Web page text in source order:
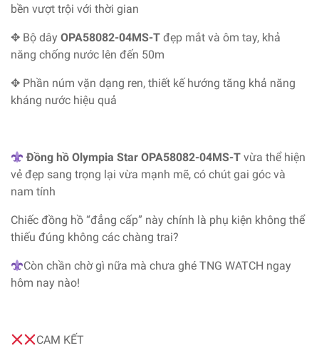
bền vượt trội với thời gian
✥ Bộ dây OPA58082-04MS-T đẹp mắt và ôm tay, khả
năng chống nước lên đến 50m
✥ Phần núm vặn dạng ren, thiết kế hướng tăng khả năng
kháng nước hiệu quả
Đồng hồ Olympia Star OPA58082-04MS-Tvừa thể hiện
vẻ đẹp sang trọng lại vừa mạnh mẽ, có chút gai góc và
nam tính
Chiếc đồng hồ “đẳng cấp” này chính là phụ kiện không thể
thiếu đúng không các chàng trai?
Còn chần chờ gì nữa mà chưa ghé TNG WATCH ngay
hôm nay nào!
CAM KẾT